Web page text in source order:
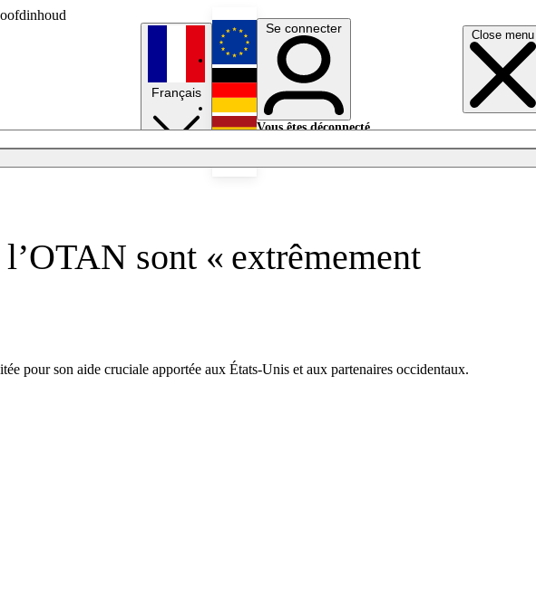
Close menu
Français
English
Deutsch
Se connecter
Vous êtes déconnecté.
sont « extrêmement
pour son aide cruciale apportée aux États-Unis et aux partenaires occidentaux.